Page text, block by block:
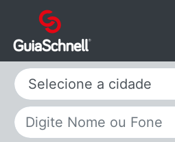
Selecione a cidade